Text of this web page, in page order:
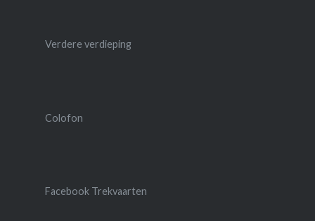
Verdere verdieping
Colofon
Facebook Trekvaarten